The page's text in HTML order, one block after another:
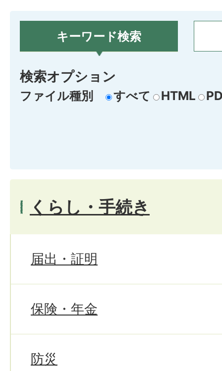
キーワード検索
検索オプション
ファイル種別 すべて HTML
くらし・手続き
届出・証明
保険・年金
防災